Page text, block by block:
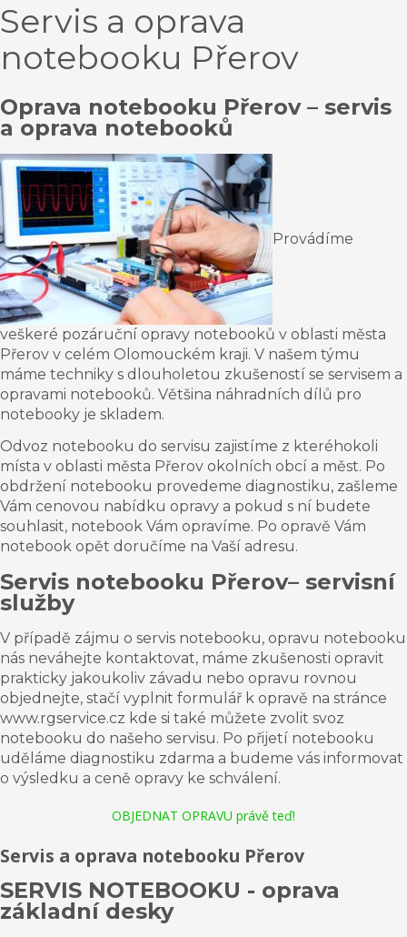
Servis a oprava
notebooku Přerov
Oprava notebooku Přerov – servis
a oprava notebooků
Provádíme
veškeré pozáruční opravy notebooků v oblasti města
Přerov v celém Olomouckém kraji. V našem týmu
máme techniky s dlouholetou zkušeností se servisem a
opravami notebooků. Většina náhradních dílů pro
notebooky je skladem.
Odvoz notebooku do servisu zajistíme z kteréhokoli
místa v oblasti města Přerov okolních obcí a měst. Po
obdržení notebooku provedeme diagnostiku, zašleme
Vám cenovou nabídku opravy a pokud s ní budete
souhlasit, notebook Vám opravíme. Po opravě Vám
notebook opět doručíme na Vaší adresu.
Servis notebooku Přerov– servisní
služby
V případě zájmu o servis notebooku, opravu notebooku
nás neváhejte kontaktovat, máme zkušenosti opravit
prakticky jakoukoliv závadu nebo opravu rovnou
objednejte, stačí vyplnit formulář k opravě na stránce
www.rgservice.cz kde si také můžete zvolit svoz
notebooku do našeho servisu. Po přijetí notebooku
uděláme diagnostiku zdarma a budeme vás informovat
o výsledku a ceně opravy ke schválení.
OBJEDNAT OPRAVU právě teď!
Servis a oprava notebooku Přerov
SERVIS NOTEBOOKU - oprava
základní desky